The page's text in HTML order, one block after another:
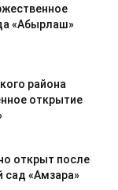
«Абырлаш»
района
открытие
открыт после
сад «Амзара»